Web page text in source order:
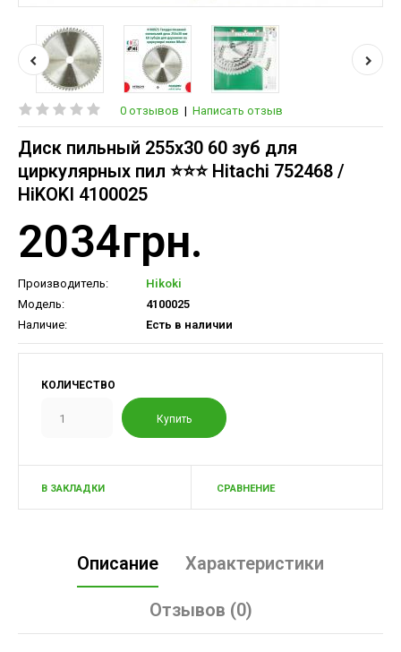
0 отзывов | Написать отзыв
Диск пильный 255х30 60 зуб для
циркулярных пил ⭐️⭐️⭐️ Hitachi 752468 /
HiKOKI 4100025
2034грн.
Производитель:
Hikoki
Модель:
4100025
Наличие:
Есть в наличии
КОЛИЧЕСТВО
В ЗАКЛАДКИ СРАВНЕНИЕ
Описание Характеристики
Отзывов (0)